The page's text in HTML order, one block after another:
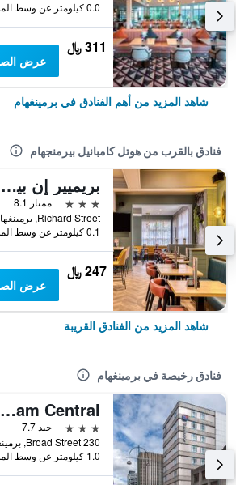
0.0 كيلومتر عن وسط المدينة
311 ﷼
عرض
شاهد المزيد من أهم الفنادق في برمينغهام
فنادق بالقرب من هوتل كامبانيل بيرمنجهام
بريميير إن بيرمينغهام سيتي - أستون
3 نجوم
ممتاز 8.1
0.1 كيلومتر عن وسط المدينة
247 ﷼
عرض
شاهد المزيد من الفنادق القريبة
فنادق رخيصة في برمينغهام
Travelodge Birmingham Central
3 نجوم
جيد 7.7
1.0 كيلومتر عن وسط المدينة